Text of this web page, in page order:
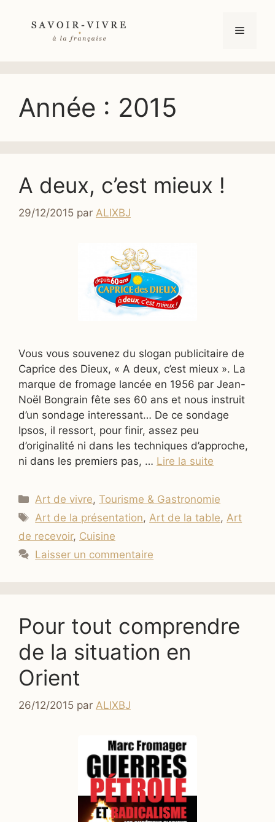
Menu
Année : 2015
A deux, c’est mieux !
29/12/2015 par ALIXBJ
Vous vous souvenez du slogan publicitaire de
Caprice des Dieux, « A deux, c’est mieux ». La
marque de fromage lancée en 1956 par Jean-
Noël Bongrain fête ses 60 ans et nous instruit
d’un sondage interessant… De ce sondage
Ipsos, il ressort, pour finir, assez peu
d’originalité ni dans les techniques d’approche,
ni dans les premiers pas, … Lire la suite
Catégories
Art de vivre,Tourisme & Gastronomie
Étiquettes
Art de la présentation,Art de la table,Art
de recevoir, Cuisine
Laisser un commentaire
Pour tout comprendre
de la situation en
Orient
26/12/2015 par ALIXBJ